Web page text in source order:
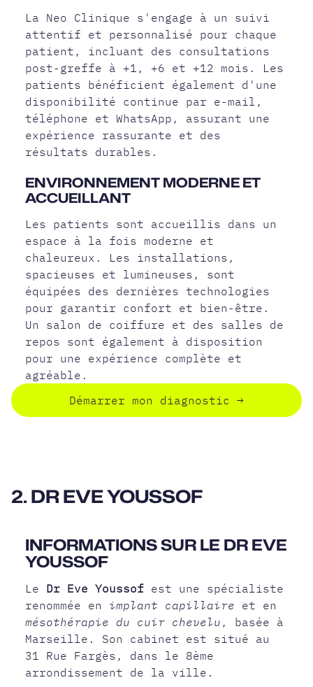
La Neo Clinique s'engage à un suivi
attentif et personnalisé pour chaque
patient, incluant des consultations
post-greffe à +1, +6 et +12 mois. Les
patients bénéficient également d'une
disponibilité continue par e-mail,
téléphone et WhatsApp, assurant une
expérience rassurante et des
résultats durables.
ENVIRONNEMENT MODERNE ET
ACCUEILLANT
Les patients sont accueillis dans un
espace à la fois moderne et
chaleureux. Les installations,
spacieuses et lumineuses, sont
équipées des dernières technologies
pour garantir confort et bien-être.
Un salon de coiffure et des salles de
repos sont également à disposition
pour une expérience complète et
agréable.
Démarrer mon diagnostic →
2. DR EVE YOUSSOF
INFORMATIONS SUR LE DR EVE
YOUSSOF
Le Dr Eve Youssof est une spécialiste
renommée en implant capillaire et en
mésothérapie du cuir chevelu , basée à
Marseille. Son cabinet est situé au
31 Rue Fargès, dans le 8ème
arrondissement de la ville.